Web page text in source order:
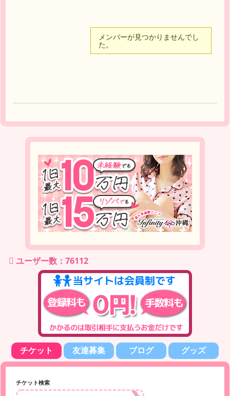
メンバーが見つかりませんでし
た。
ユーザー数：76112
チケット 友達募集 ブログ グッズ
チケット検索